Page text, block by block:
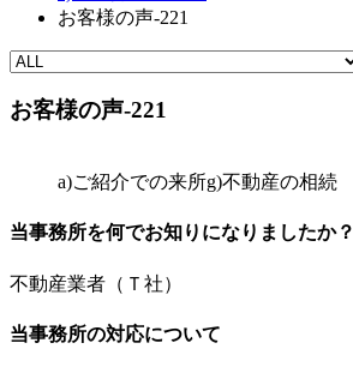
お客様の声-221
お客様の声-221
a)ご紹介での来所g)不動産の相続
当事務所を何でお知りになりましたか？
不動産業者（Ｔ社）
当事務所の対応について